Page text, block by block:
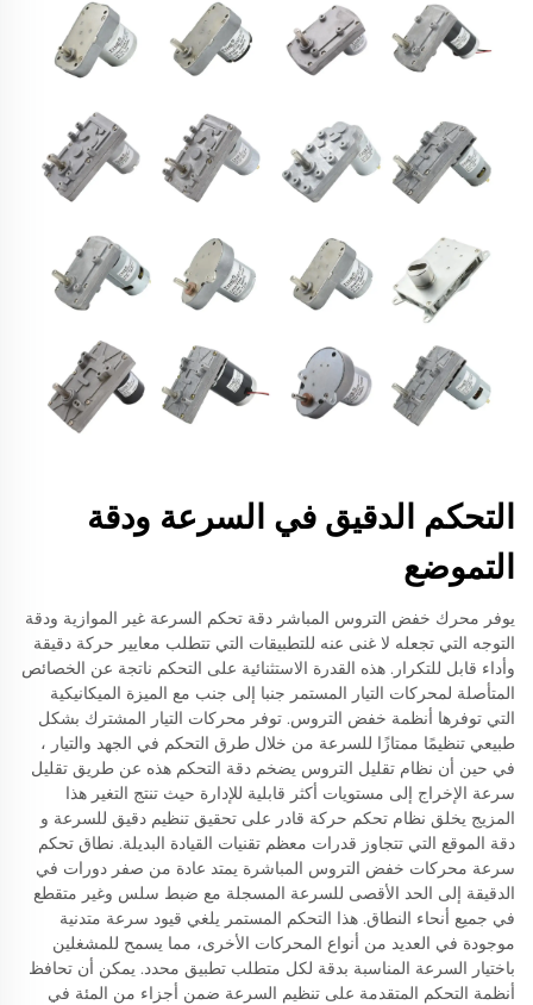
التحكم الدقيق في السرعة ودقة
التموضع
يوفر محرك خفض التروس المباشر دقة تحكم السرعة غير الموازية ودقة
التوجه التي تجعله لا غنى عنه للتطبيقات التي تتطلب معايير حركة دقيقة
وأداء قابل للتكرار. هذه القدرة الاستثنائية على التحكم ناتجة عن الخصائص
المتأصلة لمحركات التيار المستمر جنبا إلى جنب مع الميزة الميكانيكية
التي توفرها أنظمة خفض التروس. توفر محركات التيار المشترك بشكل
طبيعي تنظيمًا ممتازًا للسرعة من خلال طرق التحكم في الجهد والتيار ،
في حين أن نظام تقليل التروس يضخم دقة التحكم هذه عن طريق تقليل
سرعة الإخراج إلى مستويات أكثر قابلية للإدارة حيث تنتج التغير هذا
المزيج يخلق نظام تحكم حركة قادر على تحقيق تنظيم دقيق للسرعة و
دقة الموقع التي تتجاوز قدرات معظم تقنيات القيادة البديلة. نطاق تحكم
سرعة محركات خفض التروس المباشرة يمتد عادة من صفر دورات في
الدقيقة إلى الحد الأقصى للسرعة المسجلة مع ضبط سلس وغير متقطع
في جميع أنحاء النطاق. هذا التحكم المستمر يلغي قيود سرعة متدنية
موجودة في العديد من أنواع المحركات الأخرى، مما يسمح للمشغلين
باختيار السرعة المناسبة بدقة لكل متطلب تطبيق محدد. يمكن أن تحافظ
أنظمة التحكم المتقدمة على تنظيم السرعة ضمن أجزاء من المئة في